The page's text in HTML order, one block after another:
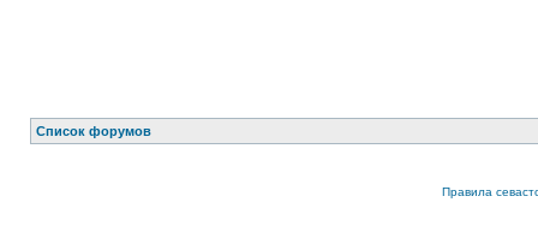
Список форумов
Правила